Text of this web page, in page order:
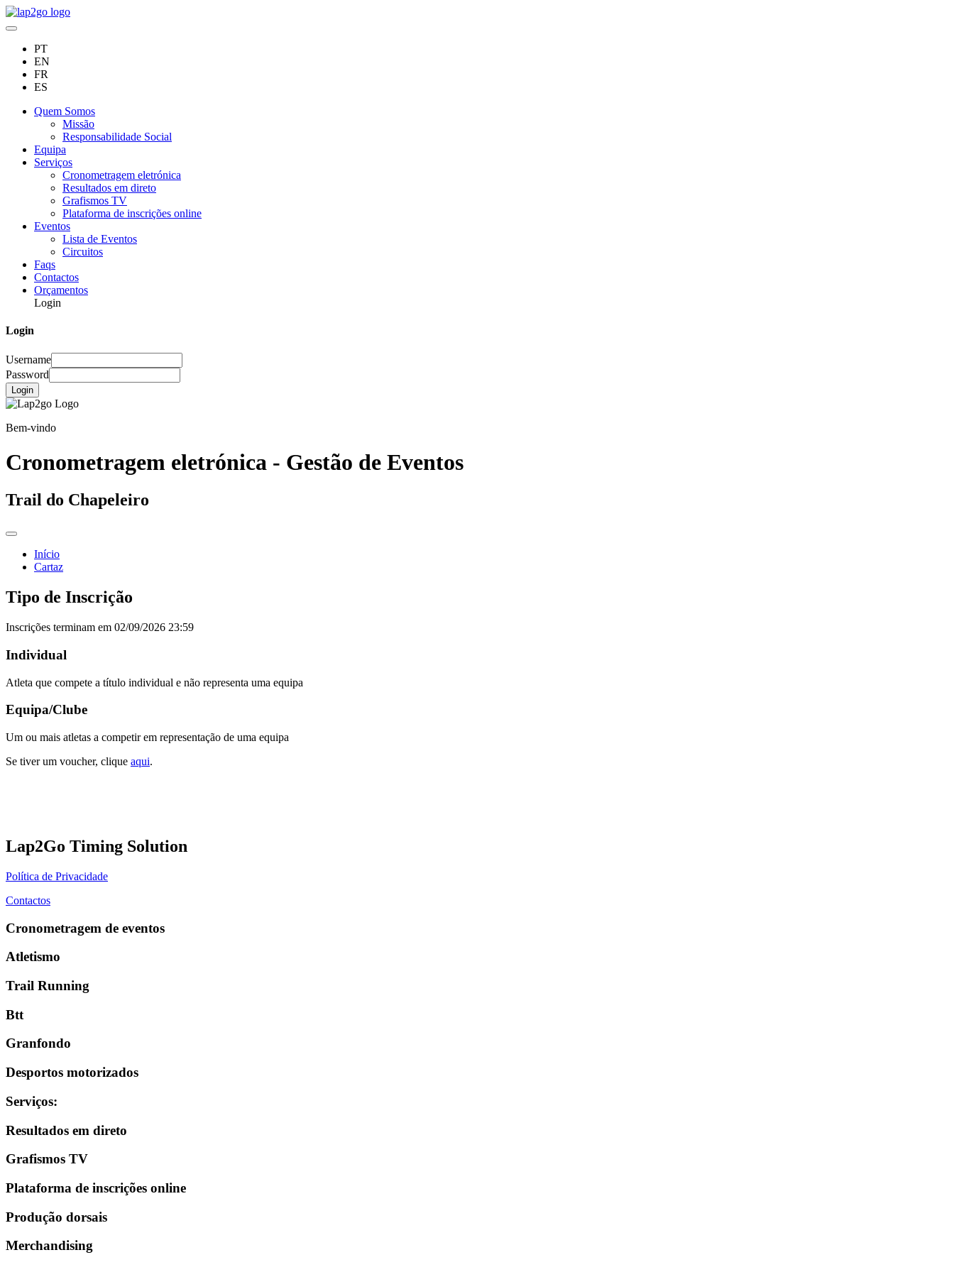
PT
EN
FR
ES
Quem Somos
Missão
Responsabilidade Social
Equipa
Serviços
Cronometragem eletrónica
Resultados em direto
Grafismos TV
Plataforma de inscrições online
Eventos
Lista de Eventos
Circuitos
Faqs
Contactos
Orçamentos
Login
Login
Username
Password
Login
Bem-vindo
Cronometragem eletrónica - Gestão de Eventos
Trail do Chapeleiro
Início
Cartaz
Tipo de Inscrição
Inscrições terminam em 02/09/2026 23:59
Individual
Atleta que compete a título individual e não representa uma equipa
Equipa/Clube
Um ou mais atletas a competir em representação de uma equipa
Se tiver um voucher, clique aqui.
Lap2Go Timing Solution
Política de Privacidade
Contactos
Cronometragem de eventos
Atletismo
Trail Running
Btt
Granfondo
Desportos motorizados
Serviços:
Resultados em direto
Grafismos TV
Plataforma de inscrições online
Produção dorsais
Merchandising